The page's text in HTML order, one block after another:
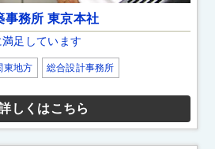
事務所 東京本社
足しています
東地方 総合設計事務所
しくはこちら